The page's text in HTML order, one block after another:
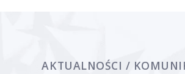
AKTUALNOŚCI /